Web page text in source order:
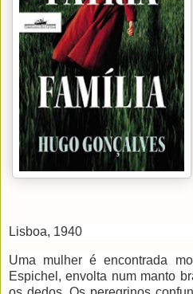
Lisboa, 1940
Uma mulher é encontrada
Espichel, envolta num manto